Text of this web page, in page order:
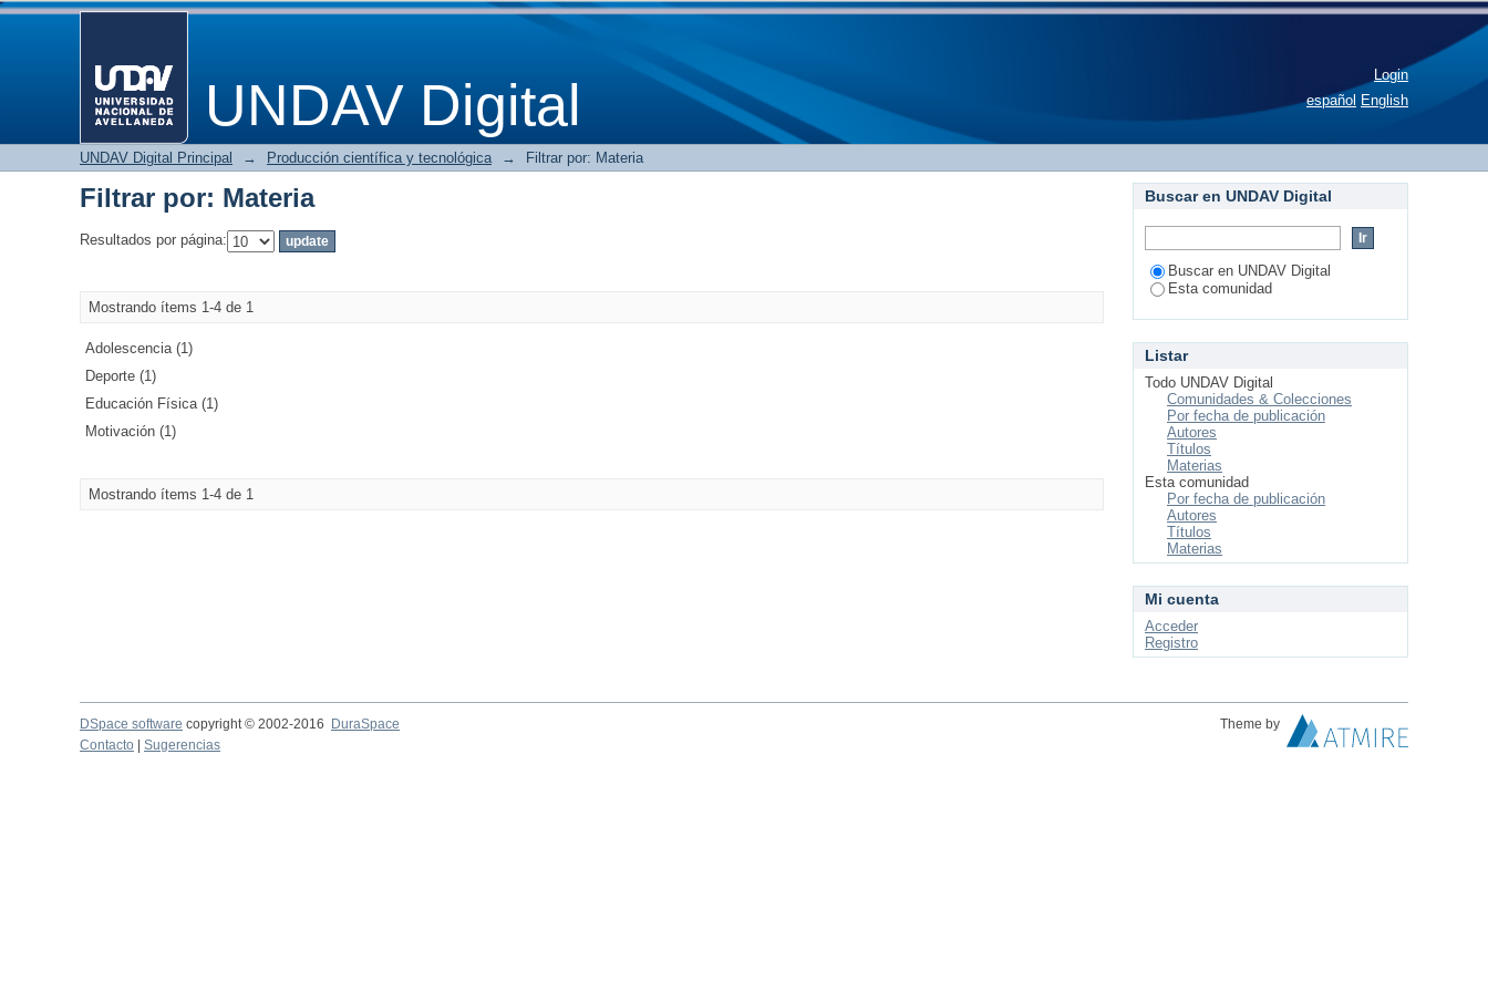
UNDAV Digital
Filtrar por: Materia
Login
español English
UNDAV Digital Principal → Producción científica y tecnológica → Filtrar por: Materia
Filtrar por: Materia
Resultados por página:
Mostrando ítems 1-4 de 1
Adolescencia (1)
Deporte (1)
Educación Física (1)
Motivación (1)
Mostrando ítems 1-4 de 1
Buscar en UNDAV Digital
Buscar en UNDAV Digital
Esta comunidad
Listar
Todo UNDAV Digital
Comunidades & Colecciones
Por fecha de publicación
Autores
Títulos
Materias
Esta comunidad
Por fecha de publicación
Autores
Títulos
Materias
Mi cuenta
Acceder
Registro
DSpace software copyright © 2002-2016 DuraSpace
Theme by
Contacto
Sugerencias